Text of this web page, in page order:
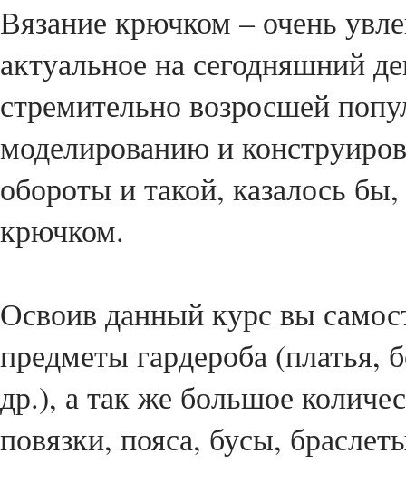
Вязание крючком – очень
актуальное на сегодняшний
стремительно возросшей
моделированию и
обороты и такой, казалось
крючком.
Освоив данный курс вы
предметы гардероба
др.), а так же большое
повязки, пояса, бусы,